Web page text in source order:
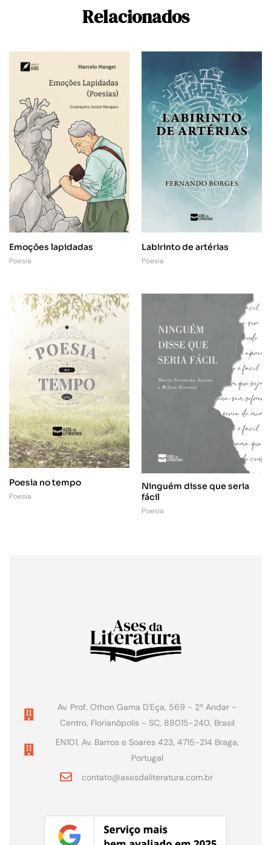
Relacionados
Emoções lapidadas
Poesia
Labirinto de artérias
Poesia
Poesia no tempo
Poesia
Ninguém disse que seria
fácil
Poesia
Av. Prof. Othon Gama D'Eça, 569 - 2º Andar -
Centro, Florianópolis - SC, 88015-240, Brasil
EN101, Av. Barros e Soares 423, 4715-214 Braga,
Portugal
contato@asesdaliteratura.com.br